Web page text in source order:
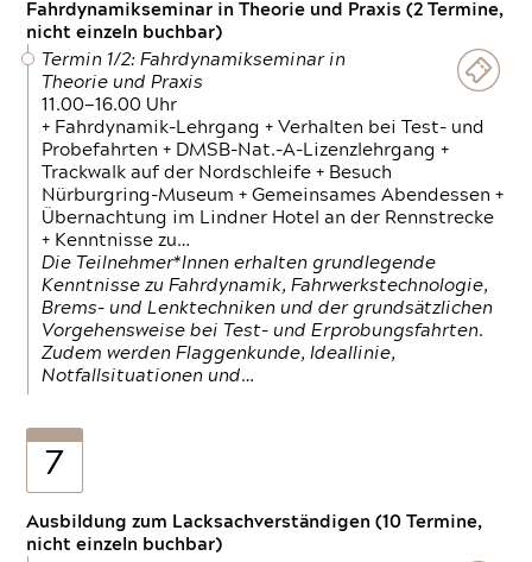
Fahrdynamikseminar in Theorie und Praxis (2 Termine,
nicht einzeln buchbar)
Termin 1/2: Fahrdynamikseminar in
Theorie und Praxis
11.00—16.00 Uhr
+ Fahrdynamik-Lehrgang + Verhalten bei Test- und
Probefahrten + DMSB-Nat.-A-Lizenzlehrgang +
Trackwalk auf der Nordschleife + Besuch
Nürburgring-Museum + Gemeinsames Abendessen +
Übernachtung im Lindner Hotel an der Rennstrecke
+ Kenntnisse zu…
Die Teilnehmer*Innen erhalten grundlegende
Kenntnisse zu Fahrdynamik, Fahrwerkstechnologie,
Brems- und Lenktechniken und der grundsätzlichen
Vorgehensweise bei Test- und Erprobungsfahrten.
Zudem werden Flaggenkunde, Ideallinie,
Notfallsituationen und…
7
Ausbildung zum Lacksachverständigen (10 Termine,
nicht einzeln buchbar)